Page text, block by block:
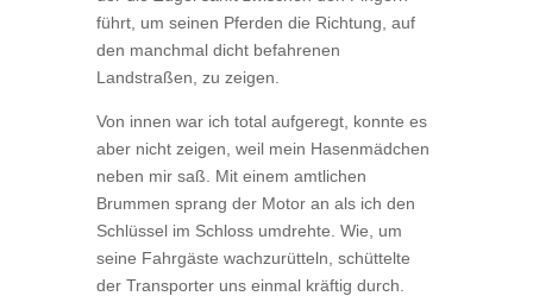
führt, um seinen Pferden die Richtung, auf
den manchmal dicht befahrenen
Landstraßen, zu zeigen.
Von innen war ich total aufgeregt, konnte es
aber nicht zeigen, weil mein Hasenmädchen
neben mir saß. Mit einem amtlichen
Brummen sprang der Motor an als ich den
Schlüssel im Schloss umdrehte. Wie, um
seine Fahrgäste wachzurütteln, schüttelte
der Transporter uns einmal kräftig durch.